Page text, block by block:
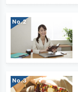
No.
No.